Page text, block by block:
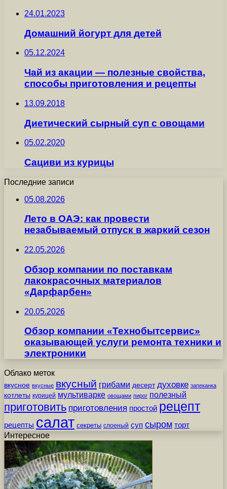
24.01.2023
Домашний йогурт для детей
05.12.2024
Чай из акации — полезные свойства,
способы приготовления и рецепты
13.09.2018
Диетический сырный суп с овощами
05.02.2020
Сациви из курицы
Последние записи
05.08.2026
Лето в ОАЭ: как провести
незабываемый отпуск в жаркий сезон
22.05.2026
Обзор компании по поставкам
лакокрасочных материалов
«Дарфарбен»
20.05.2026
Обзор компании «Технобытсервис»
оказывающей услуги ремонта техники и
электроники
Облако меток
вкусное вкусные вкусный грибами десерт духовке запеканка
котлеты курицей мультиварке овощами пирог полезный
приготовить приготовления простой рецепт
рецепты салат секреты слоеный суп сыром торт
Интересное